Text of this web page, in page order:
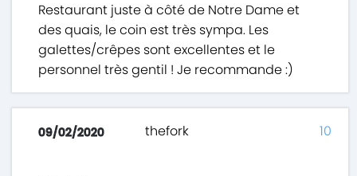
Restaurant juste à côté de Notre Dame et
des quais, le coin est très sympa. Les
galettes/crêpes sont excellentes et le
personnel très gentil ! Je recommande :)
09/02/2020 thefork 10